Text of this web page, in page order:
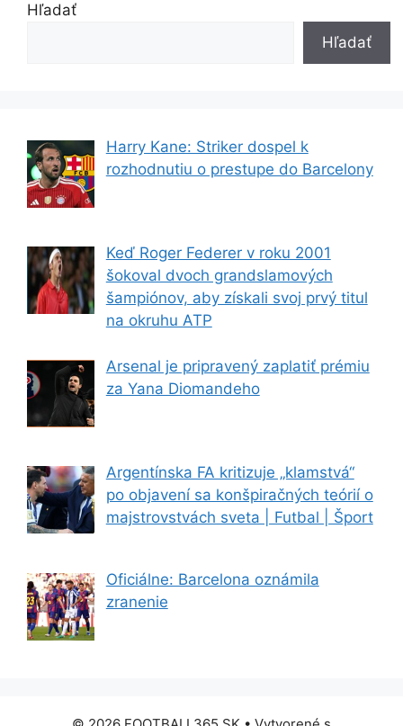
Hľadať
Hľadať
Harry Kane: Striker dospel k
rozhodnutiu o prestupe do Barcelony
Keď Roger Federer v roku 2001
šokoval dvoch grandslamových
šampiónov, aby získali svoj prvý titul
na okruhu ATP
Arsenal je pripravený zaplatiť prémiu
za Yana Diomandeho
Argentínska FA kritizuje „klamstvá“
po objavení sa konšpiračných teórií o
majstrovstvách sveta | Futbal | Šport
Oficiálne: Barcelona oznámila
zranenie